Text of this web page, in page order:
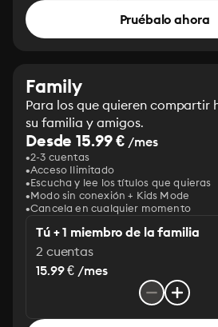
Pruébalo ahora
Family
Para los que quieren compartir
su familia y amigos.
Desde 15.99 € /mes
2-3 cuentas
Acceso Ilimitado
Escucha y lee los títulos que quieras
Modo sin conexión + Kids Mode
Cancela en cualquier momento
Tú + 1 miembro de la familia
2 cuentas
15.99 € /mes